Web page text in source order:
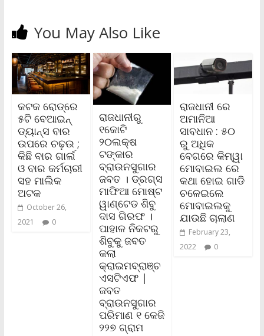
You May Also Like
କଟକ ରୋଡ୍‌ରେ
୫ଟି ବେଆଇନ୍‌
ଡ୍ୟାନ୍ସ ବାର
ଉପରେ ଚଢ଼ଉ ;
କିଛି ବାର ଗାର୍ଲ
ଓ ବାର କର୍ମଚାରୀ
ସହ ମାଲିକ
ଅଟକ
October 26,
2021
0
ରାଜଧାନୀରୁ
୧କୋଟି
୨୦ଲକ୍ଷ
ଟଙ୍କାର
ବ୍ରାଉନସୁଗାର
ଜବତ । ଡ୍ରଗ୍‌ସ
ମାଫିଆ ମୋଷ୍ଟ
ୱାଣ୍ଟେଡ ଶିବୁ
ଦାସ ଗିରଫ ।
ପାହାଳ ନିକଟରୁ
ଶିବୁକୁ ଜବତ
କଲା
କ୍ରାଇମବ୍ରାଞ୍ଚ
ଏସଟିଏଫ |
ଜବତ
ବ୍ରାଉନସୁଗାର
ପରିମାଣ ୧ କେଜି
୨୨୭ ଗ୍ରାମ
ରାଜଧାନୀ ରେ
ଅମାନିଆ
ସାବଧାନ : ୫୦
ରୁ ଅଧିକ
ବେଗରେ କିମ୍ୱା
ମୋବାଇଲ ରେ
କଥା ହୋଇ ଗାଡି
ଚଳେଇଲେ
ମୋବାଇଲକୁ
ଯାଉଛି ଚାଲାଣ
February 23,
2022
0